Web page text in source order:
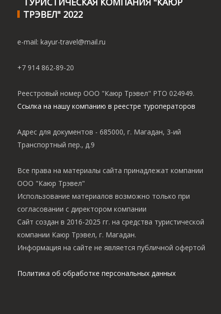
ТРЭВЕЛ" 2022
e-mail: kayur-travel@mail.ru
+7 914 862-89-20
Реестровый номер ООО "Каюр Трэвел" РТО 024949.
Ссылка на нашу компанию в реестре туроператоров
Адрес для документов - 685000, г. Магадан, 3-ий
Транспортный пер., д.9
Все права на материалы сайта принадлежат компании
ООО "Каюр Трэвел"
Использование материалов возможно только при
согласовании с директором компании
Сайт создан в 2016-2025 гг. на средства туристической
компании Каюр Трэвел, г. Магадан.
Информация на сайте не является публичной офертой
Политика об обработке персональных данных